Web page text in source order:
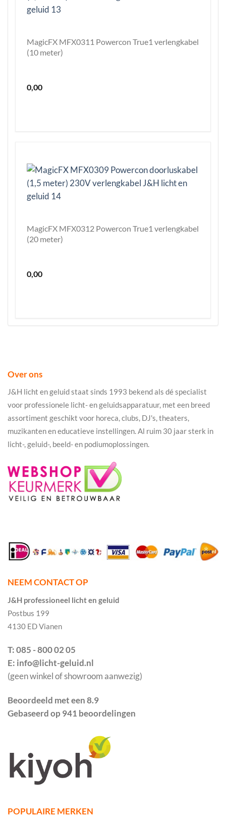
MagicFX MFX0311 Powercon True1 verlengkabel
(10 meter)
0,00
MagicFX MFX0312 Powercon True1 verlengkabel
(20 meter)
0,00
Over ons
J&H licht en geluid staat sinds 1993 bekend als dé specialist
voor professionele licht- en geluidsapparatuur, met een breed
assortiment geschikt voor horeca, clubs, DJ's, theaters,
muzikanten en educatieve instellingen. Al ruim 30 jaar sterk in
licht-, geluid-, beeld- en podiumoplossingen.
POPULAIRE MERKEN
NEEM CONTACT OP
J&H professioneel licht en geluid
Postbus 199
4130 ED Vianen
T: 085 - 800 02 05
E: info@licht-geluid.nl
(geen winkel of showroom aanwezig)
Beoordeeld met een 8.9
Gebaseerd op 941 beoordelingen